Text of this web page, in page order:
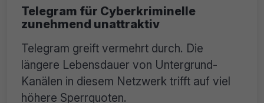
Telegram für Cyberkriminelle
zunehmend unattraktiv
Telegram greift vermehrt durch. Die
längere Lebensdauer von Untergrund-
Kanälen in diesem Netzwerk trifft auf viel
höhere Sperrquoten.